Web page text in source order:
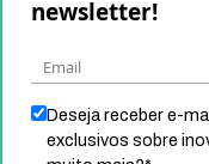
Deseja receber e-
muito mais?*